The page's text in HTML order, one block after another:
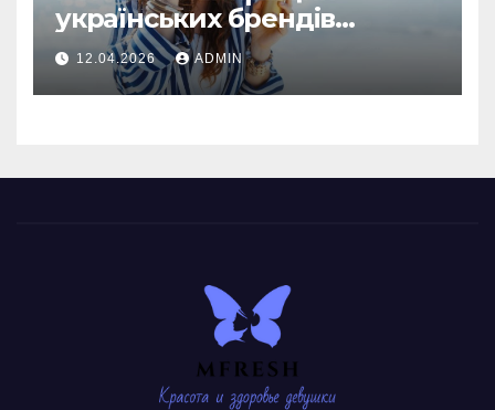
українських брендів
сонцезахисної косметики
12.04.2026 ADMIN